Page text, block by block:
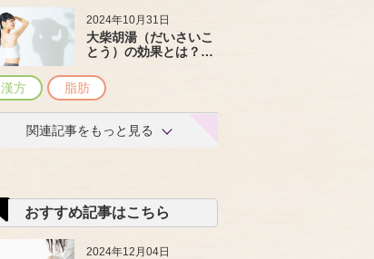
2024年10月31日
大柴胡湯（だいさいこ
とう）の効果とは？副
を上げる漢方薬
漢方 脂肪
関連記事をもっと見る
おすすめ記事はこちら
2024年12月04日